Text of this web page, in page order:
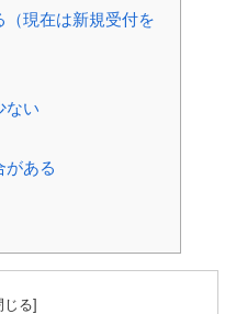
現在は新規受付を
ない
ある